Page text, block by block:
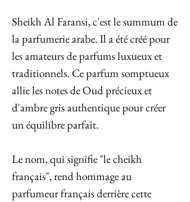
Sheikh Al Faransi, c'est le summum de
la parfumerie arabe. Il a été créé pour
les amateurs de parfums luxueux et
traditionnels. Ce parfum somptueux
allie les notes de Oud précieux et
d'ambre gris authentique pour créer
un équilibre parfait.
Le nom, qui signifie "le cheikh
français", rend hommage au
parfumeur français derrière cette